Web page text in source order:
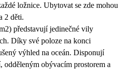
ložnice. Ubytovat se zde mohou
2 děti.
představují jedinečné vily
Díky své poloze na konci
výhled na oceán. Disponují
odděleným obývacím prostorem a